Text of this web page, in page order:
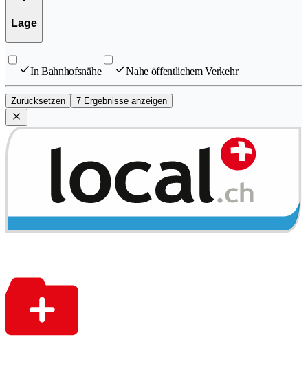
Lage
In Bahnhofsnähe Nahe öffentlichem Verkehr
Zurücksetzen 7 Ergebnisse anzeigen